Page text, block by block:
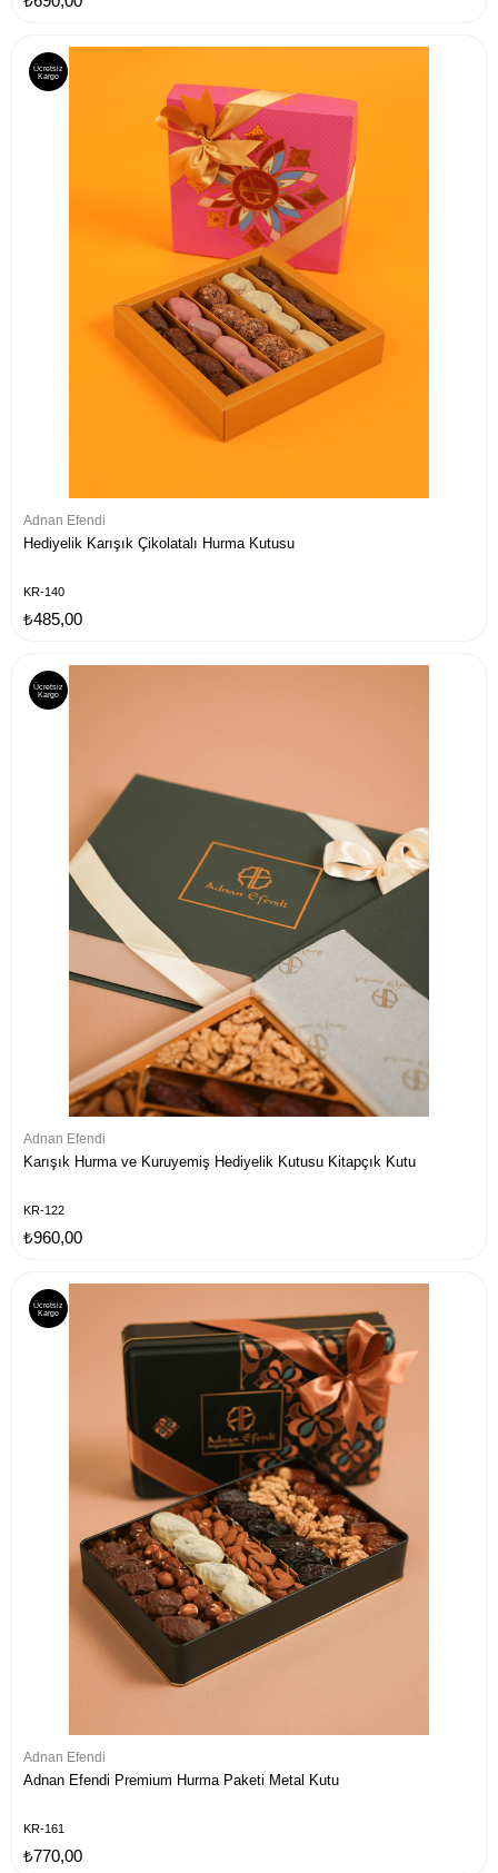
Adnan Efendi
Hediyelik Karışık Çikolatalı Hurma Kutusu
KR-140
₺485,00
Ücretsiz
Kargo
Adnan Efendi
Karışık Hurma ve Kuruyemiş Hediyelik Kutusu Kitapçık Kutu
KR-122
₺960,00
Ücretsiz
Kargo
Adnan Efendi
Adnan Efendi Premium Hurma Paketi Metal Kutu
KR-161
₺770,00
Ücretsiz
Kargo